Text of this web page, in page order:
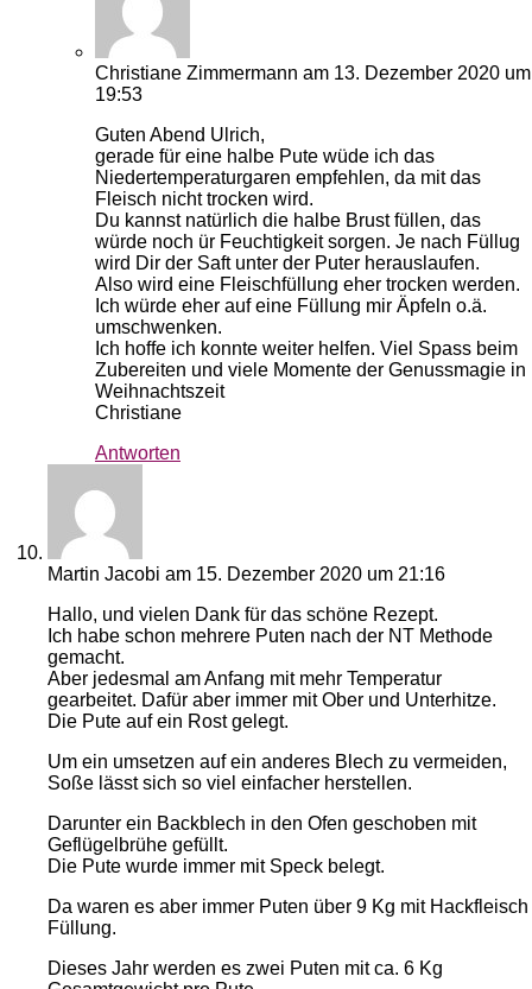
Christiane Zimmermann am 13. Dezember 2020 um
19:53
Guten Abend Ulrich,
gerade für eine halbe Pute wüde ich das
Niedertemperaturgaren empfehlen, da mit das
Fleisch nicht trocken wird.
Du kannst natürlich die halbe Brust füllen, das
würde noch ür Feuchtigkeit sorgen. Je nach Füllug
wird Dir der Saft unter der Puter herauslaufen.
Also wird eine Fleischfüllung eher trocken werden.
Ich würde eher auf eine Füllung mir Äpfeln o.ä.
umschwenken.
Ich hoffe ich konnte weiter helfen. Viel Spass beim
Zubereiten und viele Momente der Genussmagie in
Weihnachtszeit
Christiane
Antworten
Martin Jacobi am 15. Dezember 2020 um 21:16
Hallo, und vielen Dank für das schöne Rezept.
Ich habe schon mehrere Puten nach der NT Methode
gemacht.
Aber jedesmal am Anfang mit mehr Temperatur
gearbeitet. Dafür aber immer mit Ober und Unterhitze.
Die Pute auf ein Rost gelegt.
Um ein umsetzen auf ein anderes Blech zu vermeiden,
Soße lässt sich so viel einfacher herstellen.
Darunter ein Backblech in den Ofen geschoben mit
Geflügelbrühe gefüllt.
Die Pute wurde immer mit Speck belegt.
Da waren es aber immer Puten über 9 Kg mit Hackfleisch
Füllung.
Dieses Jahr werden es zwei Puten mit ca. 6 Kg